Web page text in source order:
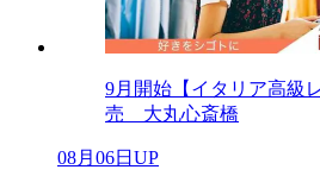
9月開始【イタリア高級
売 大丸心斎橋
08月06日UP